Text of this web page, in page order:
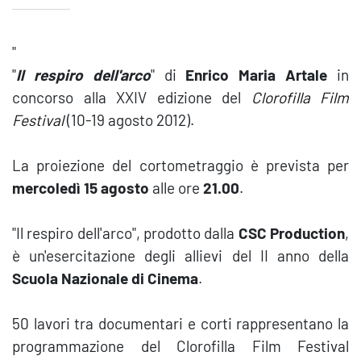
"
"Il respiro dell'arco" di Enrico Maria Artale in
concorso alla XXIV edizione del
Clorofilla Film
Festival(10-19 agosto 2012).
La proiezione del cortometraggio è prevista per
mercoledì 15 agosto alle ore 21.00.
"Il respiro dell'arco", prodotto dalla CSC Production,
è un'esercitazione degli allievi del II anno della
Scuola Nazionale di Cinema.
50 lavori tra documentari e corti rappresentano la
programmazione del Clorofilla Film Festival